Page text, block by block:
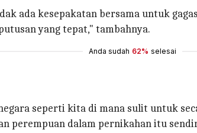
ada kesepakatan bersama untuk
yang tepat," tambahnya.
Anda sudah 62% selesai
seperti kita di mana sulit untuk
perempuan dalam pernikahan itu